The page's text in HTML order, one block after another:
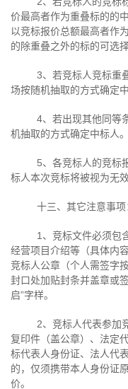
价最高者作为重叠标的的
以竞标报价总额最高者作
的除重叠之外的标的可选
3、若竞标人竞标重
场按随机抽取的方式确定中
4、若出现其他同等
机抽取的方式确定中标人。
5、各竞标人的竞标
标人本次竞标将被视为无效
十三、其它注意事项
1、竞标文件必须包
经营项目介绍等（具体内
竞标人公章（个人需签字
封口处加贴封条并盖章或
启”字样。
2、竞标人代表参加
复印件（盖公章）、法定
标代表人身份证、法人代
的，仅须携带本人身份证
价。